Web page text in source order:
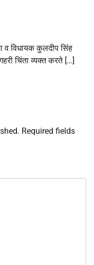
व विधायक कुलदीप सिंह
चिंता व्यक्त करते […]
Required fields